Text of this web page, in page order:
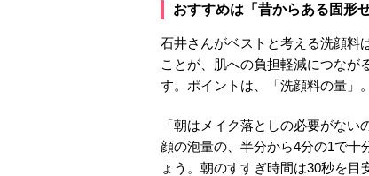
おすすめは「昔からある固形
石井さんがベストと考える洗顔料
ことが、肌への負担軽減につなが
す。ポイントは、「洗顔料の量」。
「朝はメイク落としの必要がな
顔の泡量の、半分から4分の1で十
ょう。朝のすすぎ時間は30秒を